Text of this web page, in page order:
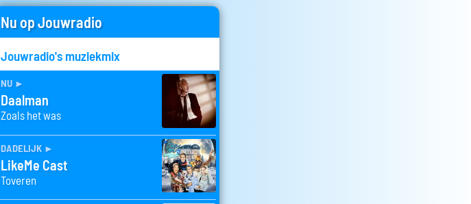
Nu op Jouwradio
Jouwradio's muziekmix
nu ►
Daalman
Zoals het was
dadelijk ►
LikeMe Cast
Toveren